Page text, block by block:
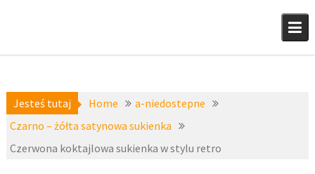
Jesteś tutaj Home
a-niedostepne
Czarno – żółta satynowa sukienka
Czerwona koktajlowa sukienka w stylu retro